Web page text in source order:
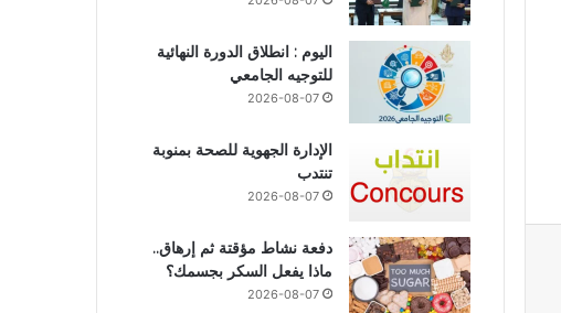
اليوم : انطلاق الدورة النهائية
للتوجيه الجامعي
2026-08-07
الإدارة الجهوية للصحة بمنوبة
تنتدب
2026-08-07
دفعة نشاط مؤقتة ثم إرهاق..
ماذا يفعل السكر بجسمك؟
2026-08-07